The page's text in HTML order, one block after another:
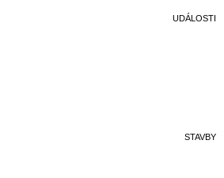
UDÁLOSTI
STAVBY